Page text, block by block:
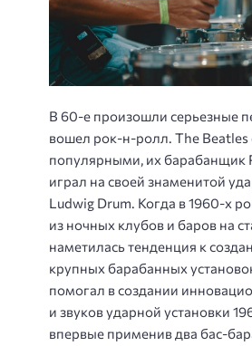
В 60-е произошли серьезные
вошел рок-н-ролл. The Beatles
популярными, их барабанщик
играл на своей знаменитой
Ludwig Drum. Когда в 1960-х
из ночных клубов и баров на
наметилась тенденция к
крупных барабанных
помогал в создании
и звуков ударной установки
впервые применив два бас-